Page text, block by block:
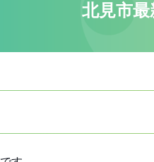
北見市